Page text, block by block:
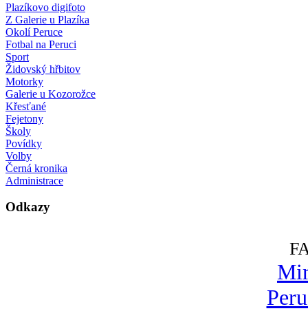
Plazíkovo digifoto
Z Galerie u Plazíka
Okolí Peruce
Fotbal na Peruci
Sport
Židovský hřbitov
Motorky
Galerie u Kozorožce
Křesťané
Fejetony
Školy
Povídky
Volby
Černá kronika
Administrace
Odkazy